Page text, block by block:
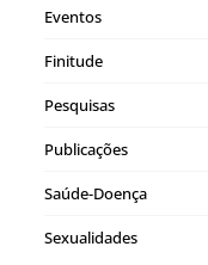
Eventos
Finitude
Pesquisas
Publicações
Saúde-Doença
Sexualidades